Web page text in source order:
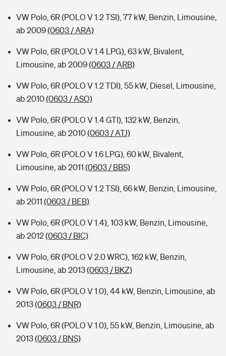
VW Polo, 6R (POLO V 1.2 TSI), 77 kW, Benzin, Limousine,
ab 2009(0603 / ARA)
VW Polo, 6R (POLO V 1.4 LPG), 63 kW, Bivalent,
Limousine, ab 2009(0603 / ARB)
VW Polo, 6R (POLO V 1.2 TDI), 55 kW, Diesel, Limousine,
ab 2010(0603 / ASO)
VW Polo, 6R (POLO V 1.4 GTI), 132 kW, Benzin,
Limousine, ab 2010(0603 / ATJ)
VW Polo, 6R (POLO V 1.6 LPG), 60 kW, Bivalent,
Limousine, ab 2011 (0603 / BBS)
VW Polo, 6R (POLO V 1.2 TSI), 66 kW, Benzin, Limousine,
ab 2011 (0603 / BEB)
VW Polo, 6R (POLO V 1.4), 103 kW, Benzin, Limousine,
ab 2012(0603 / BIC)
VW Polo, 6R (POLO V 2.0 WRC), 162 kW, Benzin,
Limousine, ab 2013(0603 / BKZ)
VW Polo, 6R (POLO V 1.0), 44 kW, Benzin, Limousine, ab
2013(0603 / BNR)
VW Polo, 6R (POLO V 1.0), 55 kW, Benzin, Limousine, ab
2013(0603 / BNS)